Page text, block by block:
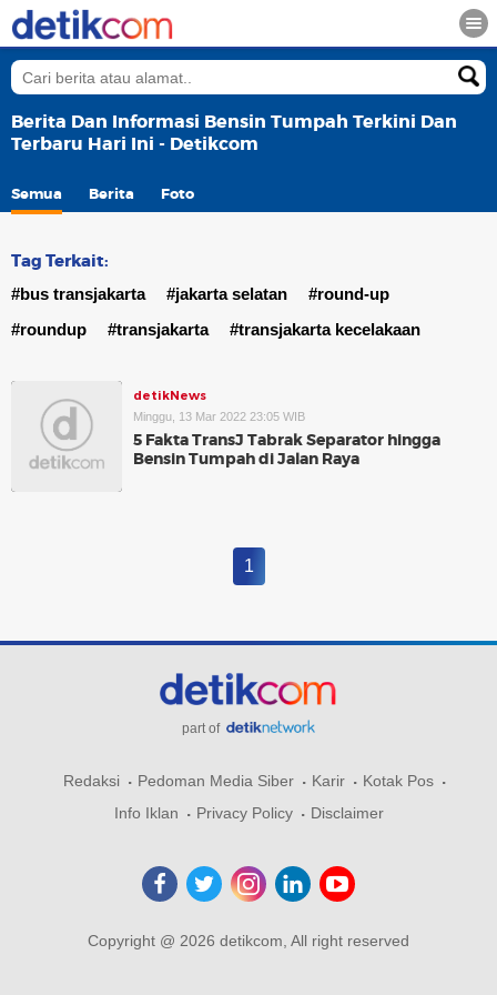
Berita Dan Informasi Bensin Tumpah Terkini Dan
Terbaru Hari Ini - Detikcom
Semua Berita Foto
Tag Terkait:
#bus transjakarta #jakarta selatan
#round-up
#roundup
#transjakarta #transjakarta kecelakaan
detikNews
Minggu, 13 Mar 2022 23:05 WIB
5 Fakta TransJ Tabrak Separator hingga
Bensin Tumpah di Jalan Raya
1
part of
Redaksi Pedoman Media Siber Karir
Kotak Pos
Info Iklan
Privacy Policy Disclaimer
Copyright @ 2026 detikcom, All right reserved